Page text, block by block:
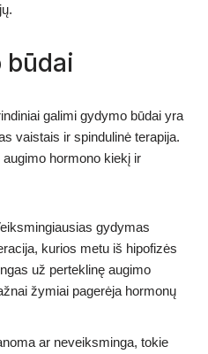
būdai
galimi gydymo būdai yra
vaistais ir spindulinė terapija.
hormono kiekį ir
gydymas
kurios metu iš hipofizės
už perteklinę augimo
žymiai pagerėja hormonų
ar neveiksminga, tokie